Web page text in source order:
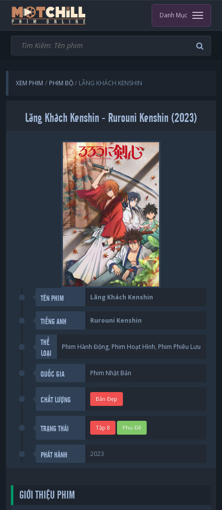
Danh Mục
XEM PHIM PHIM BỘ LÃNG KHÁCH KENSHIN
Lãng Khách Kenshin - Rurouni Kenshin (2023)
TÊN PHIM Lãng Khách Kenshin
TIẾNG ANH Rurouni Kenshin
THỂ
LOẠI
Phim Hành Động, Phim Hoạt Hình, Phim Phiêu Lưu
QUỐC GIA Phim Nhật Bản
CHẤT LƯỢNG Bản Đẹp
TRẠNG THÁI Tập 8 Phụ Đề
PHÁT HÀNH 2023
GIỚI THIỆU PHIM